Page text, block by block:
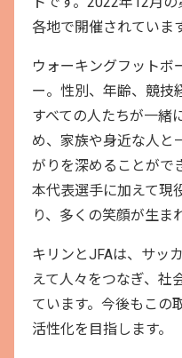
各地で開催されています
ウォーキングフットボ
ー。性別、年齢、競技
すべての人たちが一緒
め、家族や身近な人と
がりを深めることがで
本代表選手に加えて現
り、多くの笑顔が生ま
キリンとJFAは、サッ
えて人々をつなぎ、社
ています。今後もこの
活性化を目指します。